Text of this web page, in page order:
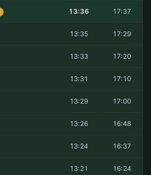
13:36 17:37
13:35 17:29
13:33 17:20
13:31 17:10
13:29 17:00
13:26 16:48
13:24 16:37
13:21 16:24